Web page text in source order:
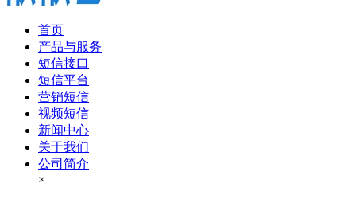
首页
产品与服务
短信接口
短信平台
营销短信
视频短信
新闻中心
关于我们
公司简介
×